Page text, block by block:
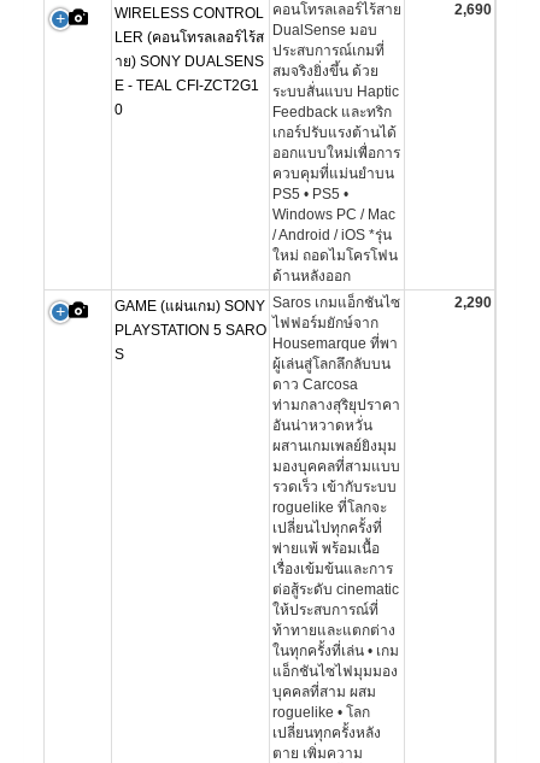
WIRELESS CONTROL
LER (คอนโทรลเลอร์ไร้ส
าย) SONY DUALSENS
E - TEAL CFI-ZCT2G1
0
คอนโทรลเลอร์ไร้สาย
DualSense มอบ
ประสบการณ์เกมที่
สมจริงยิ่งขึ้น ด้วย
ระบบสั่นแบบ Haptic
Feedback และทริก
เกอร์ปรับแรงต้านได้
ออกแบบใหม่เพื่อการ
ควบคุมที่แม่นยำบน
PS5 • PS5 •
Windows PC / Mac
/ Android / iOS *รุ่น
ใหม่ ถอดไมโครโฟน
ด้านหลังออก
2,690
GAME (แผ่นเกม) SONY
PLAYSTATION 5 SARO
S
Saros เกมแอ็กชันไซ
ไฟฟอร์มยักษ์จาก
Housemarque ที่พา
ผู้เล่นสู่โลกลึกลับบน
ดาว Carcosa
ท่ามกลางสุริยุปราคา
อันน่าหวาดหวั่น
ผสานเกมเพลย์ยิงมุม
มองบุคคลที่สามแบบ
รวดเร็ว เข้ากับระบบ
roguelike ที่โลกจะ
เปลี่ยนไปทุกครั้งที่
พ่ายแพ้ พร้อมเนื้อ
เรื่องเข้มข้นและการ
ต่อสู้ระดับ cinematic
ให้ประสบการณ์ที่
ท้าทายและแตกต่าง
ในทุกครั้งที่เล่น • เกม
แอ็กชันไซไฟมุมมอง
บุคคลที่สาม ผสม
roguelike • โลก
เปลี่ยนทุกครั้งหลัง
ตาย เพิ่มความ
2,290